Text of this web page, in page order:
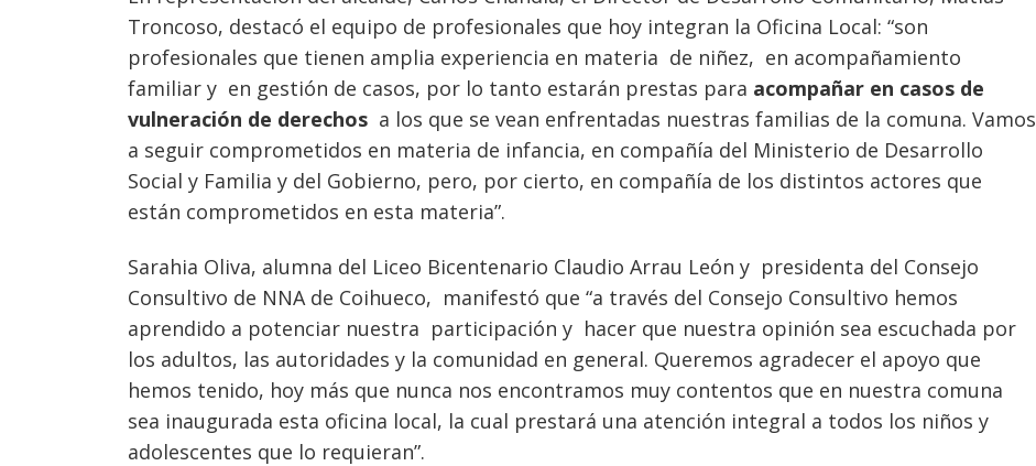
Troncoso, destacó el equipo de profesionales que hoy integran la Oficina Local: “son
profesionales que tienen amplia experiencia en materia de niñez, en acompañamiento
familiar y en gestión de casos, por lo tanto estarán prestas para acompañar en casos de
vulneración de derechos a los que se vean enfrentadas nuestras familias de la comuna. Vamos
a seguir comprometidos en materia de infancia, en compañía del Ministerio de Desarrollo
Social y Familia y del Gobierno, pero, por cierto, en compañía de los distintos actores que
están comprometidos en esta materia”.
Sarahia Oliva, alumna del Liceo Bicentenario Claudio Arrau León y presidenta del Consejo
Consultivo de NNA de Coihueco, manifestó que “a través del Consejo Consultivo hemos
aprendido a potenciar nuestra participación y hacer que nuestra opinión sea escuchada por
los adultos, las autoridades y la comunidad en general. Queremos agradecer el apoyo que
hemos tenido, hoy más que nunca nos encontramos muy contentos que en nuestra comuna
sea inaugurada esta oficina local, la cual prestará una atención integral a todos los niños y
adolescentes que lo requieran”.
Navegación